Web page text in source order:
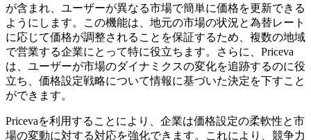
が含まれ、ユーザーが異なる市場で簡単に価格を更新できる
ようにします。この機能は、地元の市場の状況と為替レート
に応じて価格が調整されることを保証するため、複数の地域
で営業する企業にとって特に役立ちます。さらに、Priceva
は、ユーザーが市場のダイナミクスの変化を追跡するのに役
立ち、価格設定戦略について情報に基づいた決定を下すこと
ができます。
Pricevaを利用することにより、企業は価格設定の柔軟性と市
場の変動に対する対応を強化できます。これにより、競争力